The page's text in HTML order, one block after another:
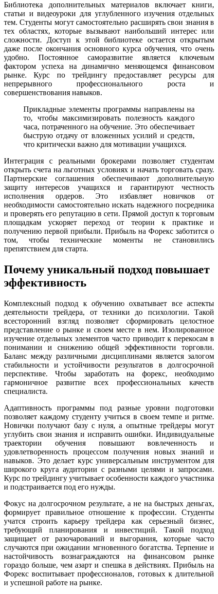
Библиотека дополнительных материалов включает книги,
статьи и видеоуроки для углубленного изучения отдельных
тем. Студенты могут самостоятельно расширять свои знания в
тех областях, которые вызывают наибольший интерес или
сложности. Доступ к этой библиотеке остается открытым
даже после окончания основного курса обучения, что очень
удобно. Постоянное саморазвитие является ключевым
фактором успеха на динамично меняющемся финансовом
рынке. Курс по трейдингу предоставляет ресурсы для
непрерывного профессионального роста и
совершенствования навыков.
Прикладные элементы программы направлены на
то, чтобы максимизировать полезность каждого
часа, потраченного на обучение. Это обеспечивает
быструю отдачу от вложенных усилий и средств,
что критически важно для мотивации учащихся.
Интеграция с реальными брокерами позволяет студентам
открыть счета на льготных условиях и начать торговать сразу.
Партнерские соглашения обеспечивают дополнительную
защиту интересов учащихся и гарантируют честность
исполнения ордеров. Это избавляет новичков от
необходимости самостоятельно искать надежного посредника
и проверять его репутацию в сети. Прямой доступ к торговым
площадкам ускоряет переход от теории к практике и
получению первой прибыли. Прибыль на Форекс заботится о
том, чтобы технические моменты не становились
препятствием для старта.
Почему уникальный подход повышает
эффективность
Комплексный подход к обучению охватывает все аспекты
деятельности трейдера, от техники до психологии. Такой
всесторонний взгляд позволяет сформировать целостное
представление о рынке и своем месте в нем. Изолированное
изучение отдельных элементов часто приводит к перекосам в
понимании и снижению общей эффективности торговли.
Баланс между различными дисциплинами является залогом
стабильности и устойчивости результатов в долгосрочной
перспективе. Чтобы заработать на форекс, необходимо
гармоничное развитие всех профессиональных качеств
специалиста.
Адаптивность программы под разные уровни подготовки
позволяет каждому студенту учиться в своем темпе и ритме.
Новички получают базу с нуля, а опытные трейдеры могут
углубить свои знания и исправить ошибки. Индивидуальные
траектории обучения повышают вовлеченность и
удовлетворенность процессом получения новых знаний и
навыков. Это делает курс универсальным инструментом для
широкого круга аудитории с разными целями и запросами.
Курс по трейдингу учитывает особенности каждого участника
и подстраивается под его нужды.
Фокус на долгосрочном результате, а не на быстрых деньгах,
формирует правильное отношение к профессии. Студенты
учатся строить карьеру трейдера как серьезный бизнес,
требующий планирования и инвестиций. Такой подход
защищает от разочарований и выгорания, которые часто
случаются при ожидании мгновенного богатства. Терпение и
настойчивость вознаграждаются на финансовом рынке
гораздо больше, чем азарт и спешка в действиях. Прибыль на
Форекс воспитывает профессионалов, готовых к длительной
и успешной работе на рынке.